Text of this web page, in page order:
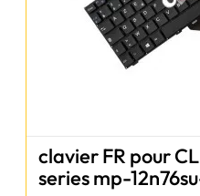
clavier FR pour
series mp-